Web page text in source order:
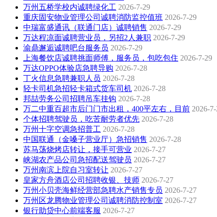
万州五桥学校内诚聘绿化工 2026-7-29
重庆固安物业管理公司诚聘消防监控值班 2026-7-29
中瑞富盛通讯（联通门店）诚聘销售 2026-7-29
万达程凉面诚聘营业员，另招2人兼职 2026-7-29
渝鼎邂逅诚聘吧台服务员 2026-7-29
上海餐饮店诚聘挑面师傅，服务员，包吃包住 2026-7-29
万达OPPO体验店急聘导购 2026-7-28
丁火信息急聘兼职人员 2026-7-28
轻卡司机急招轻卡箱式货车司机 2026-7-28
邦喆劳务公司招聘吊车挂钩 2026-7-28
万二中重百超市后门门市出租，400平左右，目前 2026-
个体招聘驾驶员，吃苦耐劳者优先 2026-7-28
万州十字空调急招普工 2026-7-28
中国联通（金嗓子营业厅）急招销售 2026-7-28
苏马荡烧烤店转让，接手可营业 2026-7-27
峡湖农产品公司急招配送驾驶员 2026-7-27
万州南滨上院自习室转让 2026-7-27
皇家方舟酒店公司招聘收银、技师 2026-7-27
万州小贝壳海鲜经营部急聘水产销售专员 2026-7-27
万州区龙腾物业管理公司诚聘消防控制室 2026-7-27
银行助贷中心前端客服 2026-7-27